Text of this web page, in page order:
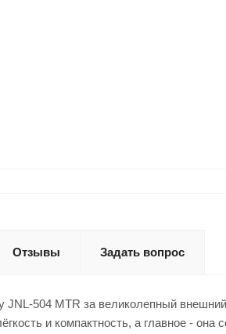
Отзывы Задать вопрос
JNL-504 MTR за великолепный
и компактность, а главное -